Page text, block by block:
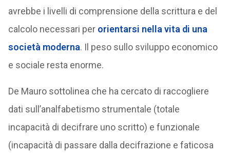
avrebbe i livelli di comprensione della scrittura e del
calcolo necessari per orientarsi nella vita di una
società moderna. Il peso sullo sviluppo economico
e sociale resta enorme.
De Mauro sottolinea che ha cercato di raccogliere
dati sull’analfabetismo strumentale (totale
incapacità di decifrare uno scritto) e funzionale
(incapacità di passare dalla decifrazione e faticosa